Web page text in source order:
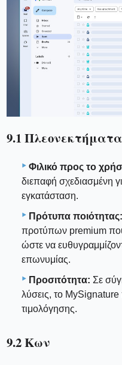
9.1 Πλεονεκτήματα
Φιλικό προς το
διεπαφή σχεδιασμένη
εγκατάσταση.
Πρότυπα ποιότητας:
προτύπων premium
ώστε να
επωνυμίας.
Προσιτότητα: Σε
λύσεις, το
τιμολόγησης.
9.2 Κων